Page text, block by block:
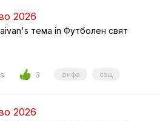
2026
's тема in Футболен свят
3 фифа сащ
2026